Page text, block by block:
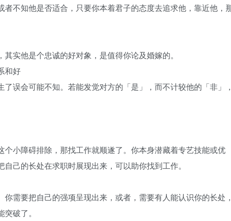
不知他是否适合，只要你本着君子的态度去追求他，靠近他，
实他是个忠诚的好对象，是值得你论及婚嫁的。
和好
误会可能不知。若能发觉对方的「是」，而不计较他的「非」，
小障碍排除，那找工作就顺遂了。你本身潜藏着专艺技能或优
己的长处在求职时展现出来，可以助你找到工作。
需要把自己的强项呈现出来，或者，需要有人能认识你的长处，
破了。